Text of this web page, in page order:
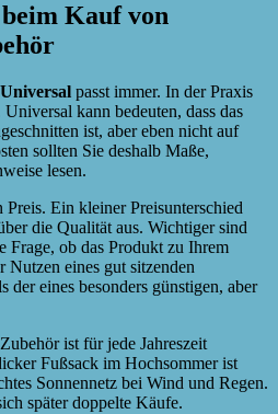
Kauf von
Universal passt immer. In der Praxis
kann bedeuten, dass das
ist, aber eben nicht auf
sollten Sie deshalb Maße,
lesen.
Ein kleiner Preisunterschied
die Qualität aus. Wichtiger sind
Frage, ob das Produkt zu Ihrem
Nutzen eines gut sitzenden
der eines besonders günstigen, aber
ist für jede Jahreszeit
Fußsack im Hochsommer ist
Sonnennetz bei Wind und Regen.
später doppelte Käufe.